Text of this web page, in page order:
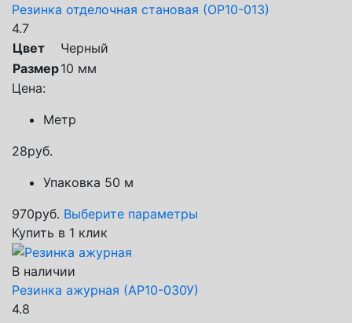
Резинка отделочная становая (ОР10-013)
4.7
Цвет
Черный
Размер10 мм
Цена:
Метр
28руб.
Упаковка 50 м
970руб. Выберите параметры
Купить в 1 клик
В наличии
Резинка ажурная (АР10-030У)
4.8